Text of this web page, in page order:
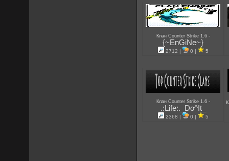
Клан Counter Strike 1.6 -
{~EnGiNe~}
2712 | 0 | 5
Клан Counter Strike 1.6 -
.:Life:._Do^It_
2368 | 0 | 5